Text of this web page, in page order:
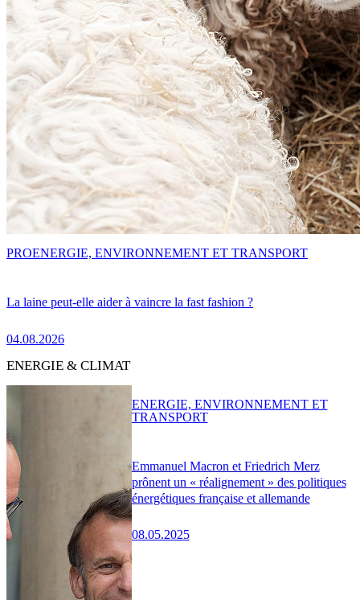
La laine peut-elle aider à vaincre la fast fashion ?
04.08.2026
PROENERGIE, ENVIRONNEMENT ET TRANSPORT
ENERGIE & CLIMAT
Emmanuel Macron et Friedrich Merz
prônent un « réalignement » des politiques
énergétiques française et allemande
08.05.2025
ENERGIE, ENVIRONNEMENT ET
TRANSPORT